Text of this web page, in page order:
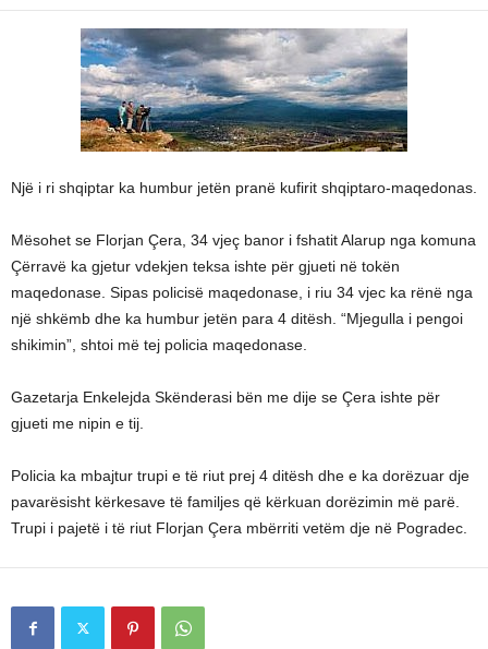
Një i ri shqiptar ka humbur jetën pranë kufirit shqiptaro-maqedonas.
Mësohet se Florjan Çera, 34 vjeç banor i fshatit Alarup nga komuna
Çërravë ka gjetur vdekjen teksa ishte për gjueti në tokën
maqedonase. Sipas policisë maqedonase, i riu 34 vjec ka rënë nga
një shkëmb dhe ka humbur jetën para 4 ditësh. “Mjegulla i pengoi
shikimin”, shtoi më tej policia maqedonase.
Gazetarja Enkelejda Skënderasi bën me dije se Çera ishte për
gjueti me nipin e tij.
Policia ka mbajtur trupi e të riut prej 4 ditësh dhe e ka dorëzuar dje
pavarësisht kërkesave të familjes që kërkuan dorëzimin më parë.
Trupi i pajetë i të riut Florjan Çera mbërriti vetëm dje në Pogradec.